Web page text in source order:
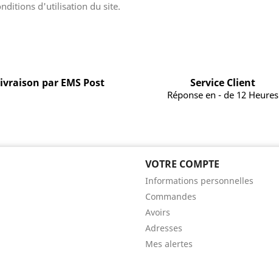
d'utilisation du site.
par EMS Post Service Client
Réponse en - de 12 Heures
VOTRE COMPTE
Informations personnelles
Commandes
Avoirs
Adresses
Mes alertes